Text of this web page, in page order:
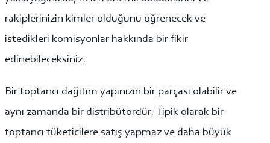
rakiplerinizin kimler olduğunu öğrenecek ve
istedikleri komisyonlar hakkında bir fikir
edinebileceksiniz.
Bir toptancı dağıtım yapınızın bir parçası olabilir ve
aynı zamanda bir distribütördür. Tipik olarak bir
toptancı tüketicilere satış yapmaz ve daha büyük